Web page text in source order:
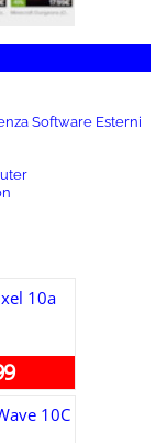
Software Esterni
10a
10C